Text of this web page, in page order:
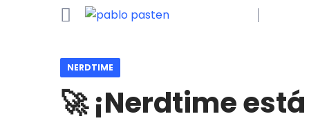
NERDTIME
🚀 ¡Nerdtime